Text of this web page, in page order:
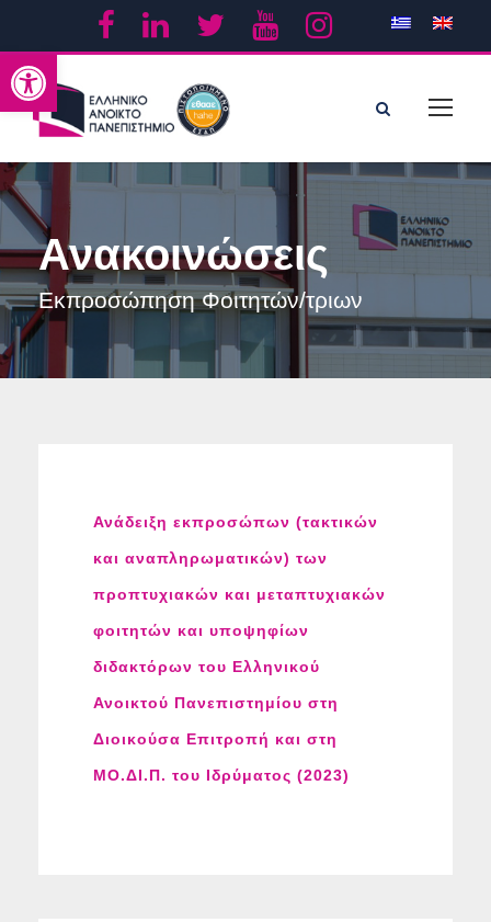
Ανοίξτε τη γραμμή εργαλείων
Ανακοινώσεις
Εκπροσώπηση Φοιτητών/τριων
Ανάδειξη εκπροσώπων (τακτικών
και αναπληρωματικών) των
προπτυχιακών και μεταπτυχιακών
φοιτητών και υποψηφίων
διδακτόρων του Ελληνικού
Ανοικτού Πανεπιστημίου στη
Διοικούσα Επιτροπή και στη
ΜΟ.ΔΙ.Π. του Ιδρύματος (2023)